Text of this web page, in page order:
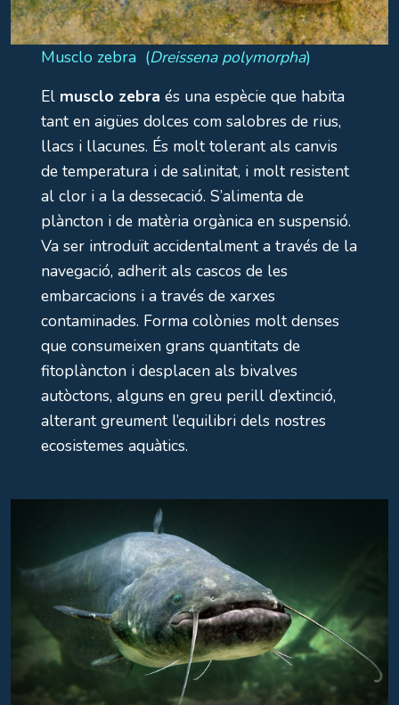
Musclo zebra (Dreissena polymorpha)
El musclo zebra és una espècie que habita
tant en aigües dolces com salobres de rius,
llacs i llacunes. És molt tolerant als canvis
de temperatura i de salinitat, i molt resistent
al clor i a la dessecació. S’alimenta de
plàncton i de matèria orgànica en suspensió.
Va ser introduït accidentalment a través de la
navegació, adherit als cascos de les
embarcacions i a través de xarxes
contaminades. Forma colònies molt denses
que consumeixen grans quantitats de
fitoplàncton i desplacen als bivalves
autòctons, alguns en greu perill d’extinció,
alterant greument l’equilibri dels nostres
ecosistemes aquàtics.